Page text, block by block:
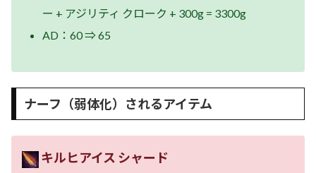
ー + アジリティ クローク + 300g = 3300g
AD：60 ⇒ 65
ナーフ（弱体化）されるアイテム
キルヒアイス シャード